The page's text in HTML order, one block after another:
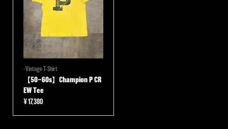
-Vintage T-Shirt
【50~60s】Champion P CR
EW Tee
¥17,380